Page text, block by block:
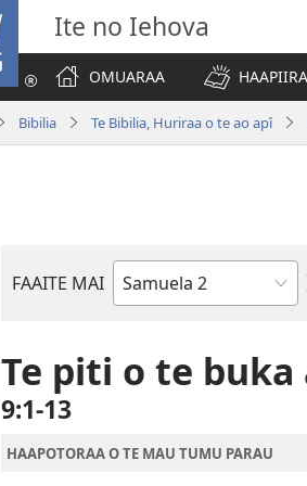
Ite no Iehova
OMUARAA
Bibilia Te Bibilia, Huriraa o te ao apî
FAAITE MAI
Buka
Bibilia
Te piti o te buka
9:1-13
HAAPOTORAA O TE MAU TUMU PARAU